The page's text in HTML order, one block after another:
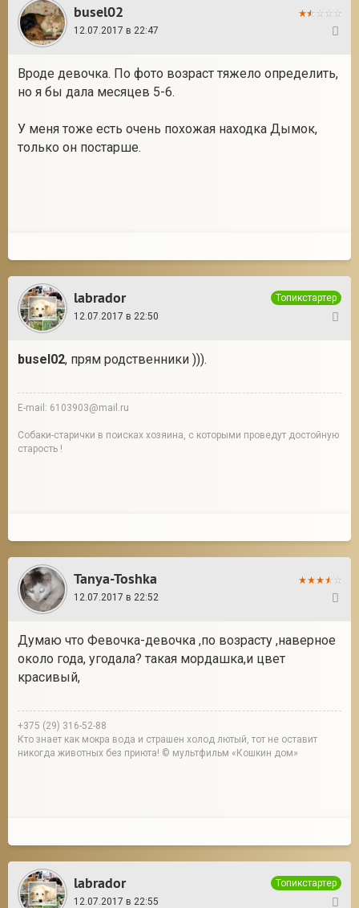
busel02
12.07.2017 в 22:47
Вроде девочка. По фото возраст тяжело определить,
но я бы дала месяцев 5-6.
У меня тоже есть очень похожая находка Дымок,
только он постарше.
labrador
Топикстартер
12.07.2017 в 22:50
busel02, прям родственники ))).
E-mail: 6103903@mail.ru
Собаки-старички в поисках хозяина, с которыми проведут достойную
старость !
Tanya-Toshka
12.07.2017 в 22:52
Думаю что Февочка-девочка ,по возрасту ,наверное
около года, угодала? такая мордашка,и цвет
красивый,
+375 (29) 316-52-88
Кто знает как мокра вода и страшен холод лютый, тот не оставит
никогда животных без приюта! © мультфильм «Кошкин дом»
labrador
Топикстартер
12.07.2017 в 22:55